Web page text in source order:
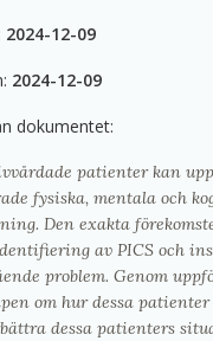
2024-12-09
2024-12-09
dokumentet:
patienter kan
fysiska, mentala och
Den exakta
av PICS och
problem. Genom
om hur dessa
dessa patienters